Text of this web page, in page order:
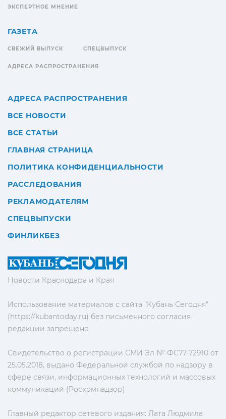
Новости Краснодара и Края
Использование материалов с сайта "Кубань Сегодня"
(https://kubantoday.ru) без письменного согласия
редакции запрещено
Свидетельство о регистрации СМИ Эл № ФС77-72910 от
25.05.2018, выдано Федеральной службой по надзору в
сфере связи, информационных технологий и массовых
коммуникаций (Роскомнадзор)
Главный редактор сетевого издания: Лата Людмила
ЭКСПЕРТНОЕ МНЕНИЕ
ГАЗЕТА
СВЕЖИЙ ВЫПУСК СПЕЦВЫПУСК
АДРЕСА РАСПРОСТРАНЕНИЯ
АДРЕСА РАСПРОСТРАНЕНИЯ
ВСЕ НОВОСТИ
ВСЕ СТАТЬИ
ГЛАВНАЯ СТРАНИЦА
ПОЛИТИКА КОНФИДЕНЦИАЛЬНОСТИ
РАССЛЕДОВАНИЯ
РЕКЛАМОДАТЕЛЯМ
СПЕЦВЫПУСКИ
ФИНЛИКБЕЗ